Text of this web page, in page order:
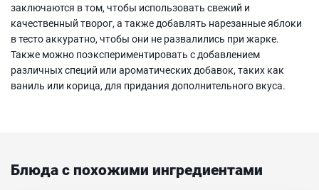
заключаются в том, чтобы использовать свежий и
качественный творог, а также добавлять нарезанные яблоки
в тесто аккуратно, чтобы они не развалились при жарке.
Также можно поэкспериментировать с добавлением
различных специй или ароматических добавок, таких как
ваниль или корица, для придания дополнительного вкуса.
Блюда с похожими ингредиентами